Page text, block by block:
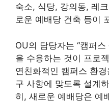
숙소, 식당, 강의동, 레
로운 예배당 건축 등이
OU의 담당자는 “캠퍼
을 수용하는 것이 프로
연친화적인 캠퍼스 환
구 사항에 맞도록 설계
히, 새로운 예배당은 예